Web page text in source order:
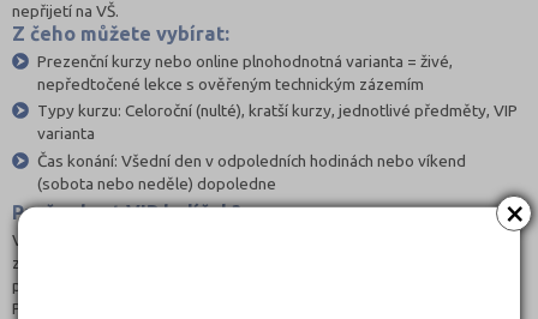
×
nepřijetí na VŠ.
Z čeho můžete vybírat:
Prezenční kurzy nebo online plnohodnotná varianta = živé,
nepředtočené lekce s ověřeným technickým zázemím
Typy kurzu: Celoroční (nulté), kratší kurzy, jednotlivé předměty, VIP
varianta
Čas konání: Všední den v odpoledních hodinách nebo víkend
(sobota nebo neděle) dopoledne
Proč vybrat VIP balíček?
VIP balíček obsahuje přípravný kurz, učebnice doporučené lektory za
zvýhodněnou cenu, garanci vrácení peněz při nepřijetí na VŠ a
poštovné zdarma. Které VIP balíčky si můžete vybrat? Medicína,
Psychologie, Právo, Policejní akademie ČR, Žurnalistika. Více informací